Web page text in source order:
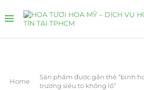
Home
Sản phẩm được gắn thẻ “bình
trương siêu to khổng lồ”